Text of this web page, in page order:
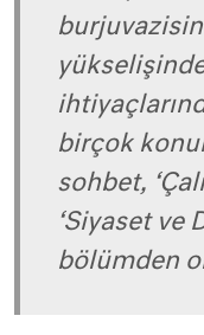
birçok
sohbet,
‘Siyaset ve
bölümden